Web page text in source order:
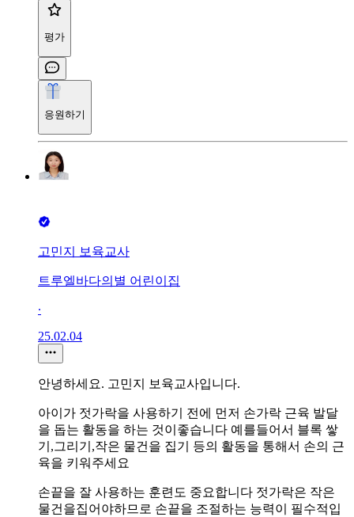
평가
응원하기
고민지 보육교사
트루엘바다의별 어린이집
∙
25.02.04
안녕하세요. 고민지 보육교사입니다.
아이가 젓가락을 사용하기 전에 먼저 손가락 근육 발달
을 돕는 활동을 하는 것이좋습니다 예를들어서 블록 쌓
기,그리기,작은 물건을 집기 등의 활동을 통해서 손의 근
육을 키워주세요
손끝을 잘 사용하는 훈련도 중요합니다 젓가락은 작은
물건을집어야하므로 손끝을 조절하는 능력이 필수적입